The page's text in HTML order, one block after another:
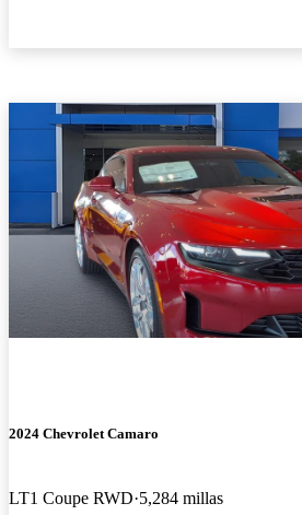
2024 Chevrolet Camaro
LT1 Coupe RWD 5,284 millas